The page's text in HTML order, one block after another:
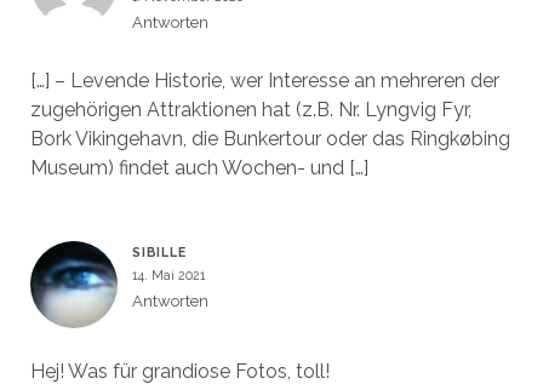
Antworten
[…] – Levende Historie, wer Interesse an mehreren der
zugehörigen Attraktionen hat (z.B. Nr. Lyngvig Fyr,
Bork Vikingehavn, die Bunkertour oder das Ringkøbing
Museum) findet auch Wochen- und […]
SIBILLE
14. Mai 2021
Antworten
Hej! Was für grandiose Fotos, toll!